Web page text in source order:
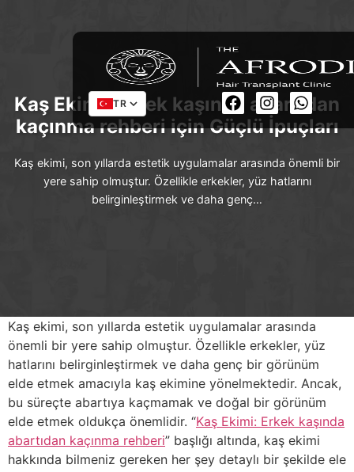
TR
Kaş Ekimi: Erkek kaşında abartıdan
kaçınma rehberi için Güçlü İpuçları
Kaş ekimi, son yıllarda estetik uygulamalar arasında önemli bir
yere sahip olmuştur. Özellikle erkekler, yüz hatlarını
belirginleştirmek ve daha genç…
Kaş ekimi, son yıllarda estetik uygulamalar arasında
önemli bir yere sahip olmuştur. Özellikle erkekler, yüz
hatlarını belirginleştirmek ve daha genç bir görünüm
elde etmek amacıyla kaş ekimine yönelmektedir. Ancak,
bu süreçte abartıya kaçmamak ve doğal bir görünüm
elde etmek oldukça önemlidir. “Kaş Ekimi: Erkek kaşında
abartıdan kaçınma rehberi” başlığı altında, kaş ekimi
hakkında bilmeniz gereken her şey detaylı bir şekilde ele